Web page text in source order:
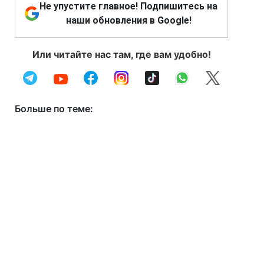
Не упустите главное! Подпишитесь на
наши обновления в Google!
Или читайте нас там, где вам удобно!
Больше по теме: